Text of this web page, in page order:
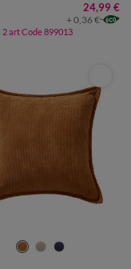
24,99 €
+ 0,36 €
2 art Code 899013